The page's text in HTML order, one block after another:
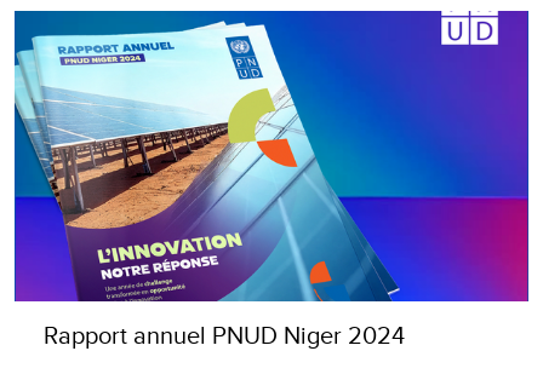
Rapport annuel PNUD Niger 2024